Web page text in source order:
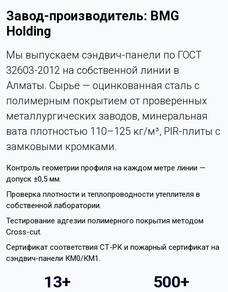
Завод-производитель: BMG
Holding
Мы выпускаем сэндвич-панели по ГОСТ
32603-2012 на собственной линии в
Алматы. Сырьё — оцинкованная сталь с
полимерным покрытием от проверенных
металлургических заводов, минеральная
вата плотностью 110–125 кг/м³, PIR-плиты с
замковыми кромками.
Контроль геометрии профиля на каждом метре линии —
допуск ±0,5 мм.
Проверка плотности и теплопроводности утеплителя в
собственной лаборатории.
Тестирование адгезии полимерного покрытия методом
Cross-cut.
Сертификат соответствия СТ-РК и пожарный сертификат на
сэндвич-панели КМ0/КМ1.
13+ 500+